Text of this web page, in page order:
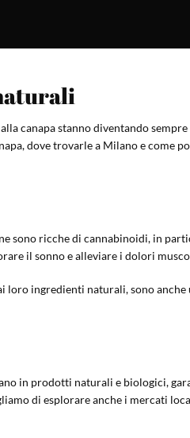
canapa stanno diventando
dove trovarle a Milano e come
sono ricche di cannabinoidi, in
il sonno e alleviare i dolori
loro ingredienti naturali, sono anche
in prodotti naturali e biologici,
di esplorare anche i mercati